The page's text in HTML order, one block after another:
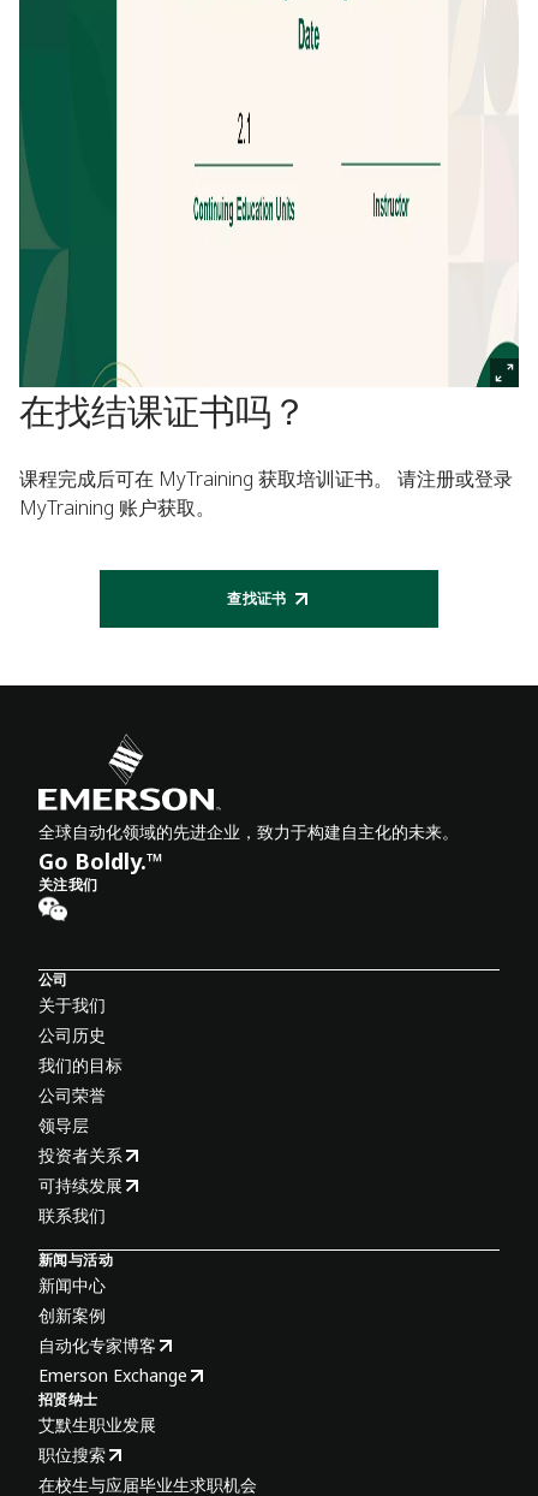
在找结课证书吗？
课程完成后可在 MyTraining 获取培训证书。 请注册或登录
MyTraining 账户获取。
查找证书
全球自动化领域的先进企业，致力于构建自主化的未来。
Go Boldly.™
关注我们
公司
关于我们
公司历史
我们的目标
公司荣誉
领导层
投资者关系
可持续发展
联系我们
新闻与活动
新闻中心
创新案例
自动化专家博客
Emerson Exchange
招贤纳士
艾默生职业发展
职位搜索
在校生与应届毕业生求职机会